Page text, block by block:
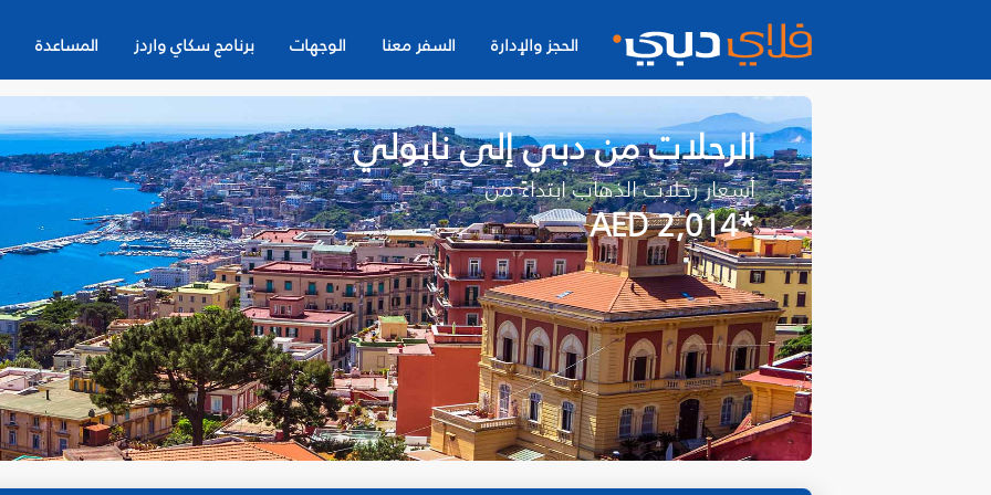
الحجز والإدارة السفر معنا الوجهات برنامج سكاي واردز المساعدة
الرحلات من دبي إلى نابولي
أسعار رحلات الذهاب ابتداءً من
*AED 2,014